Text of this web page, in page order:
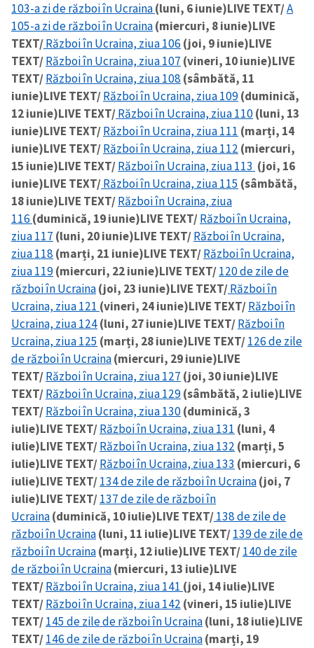
103-a zi de război în Ucraina(luni, 6 iunie)LIVE TEXT/A
105-a zi de război în Ucraina(miercuri, 8 iunie)LIVE
TEXT/Război în Ucraina, ziua 106 (joi, 9 iunie)LIVE
TEXT/Război în Ucraina, ziua 107 (vineri, 10 iunie)LIVE
TEXT/Război în Ucraina, ziua 108 (sâmbătă, 11
iunie)LIVE TEXT/Război în Ucraina, ziua 109(duminică,
12 iunie)LIVE TEXT/Război în Ucraina, ziua 110(luni, 13
iunie)LIVE TEXT/Război în Ucraina, ziua 111 (marți, 14
iunie)LIVE TEXT/Război în Ucraina, ziua 112 (miercuri,
15 iunie)LIVE TEXT/Război în Ucraina, ziua 113 (joi, 16
iunie)LIVE TEXT/Război în Ucraina, ziua 115 (sâmbătă,
18 iunie)LIVE TEXT/Război în Ucraina, ziua
116 (duminică, 19 iunie)LIVE TEXT/Război în Ucraina,
ziua 117 (luni, 20 iunie)LIVE TEXT/Război în Ucraina,
ziua 118 (marți, 21 iunie)LIVE TEXT/Război în Ucraina,
ziua 119(miercuri, 22 iunie)LIVE TEXT/120 de zile de
război în Ucraina(joi, 23 iunie)LIVE TEXT/Război în
Ucraina, ziua 121 (vineri, 24 iunie)LIVE TEXT/Război în
Ucraina, ziua 124(luni, 27 iunie)LIVE TEXT/Război în
Ucraina, ziua 125 (marți, 28 iunie)LIVE TEXT/126 de zile
de război în Ucraina(miercuri, 29 iunie)LIVE
TEXT/Război în Ucraina, ziua 127 (joi, 30 iunie)LIVE
TEXT/Război în Ucraina, ziua 129(sâmbătă, 2 iulie)LIVE
TEXT/Război în Ucraina, ziua 130(duminică, 3
iulie)LIVE TEXT/Război în Ucraina, ziua 131 (luni, 4
iulie)LIVE TEXT/Război în Ucraina, ziua 132 (marți, 5
iulie)LIVE TEXT/Război în Ucraina, ziua 133 (miercuri, 6
iulie)LIVE TEXT/134 de zile de război în Ucraina(joi, 7
iulie)LIVE TEXT/137 de zile de război în
Ucraina(duminică, 10 iulie)LIVE TEXT/138 de zile de
război în Ucraina(luni, 11 iulie)LIVE TEXT/139 de zile de
război în Ucraina(marți, 12 iulie)LIVE TEXT/140 de zile
de război în Ucraina(miercuri, 13 iulie)LIVE
TEXT/Război în Ucraina, ziua 141 (joi, 14 iulie)LIVE
TEXT/Război în Ucraina, ziua 142 (vineri, 15 iulie)LIVE
TEXT/145 de zile de război în Ucraina(luni, 18 iulie)LIVE
TEXT/146 de zile de război în Ucraina(marți, 19